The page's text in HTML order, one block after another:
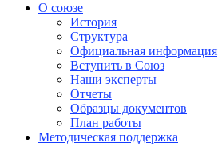
О союзе
История
Структура
Официальная информация
Вступить в Союз
Наши эксперты
Отчеты
Образцы документов
План работы
Методическая поддержка